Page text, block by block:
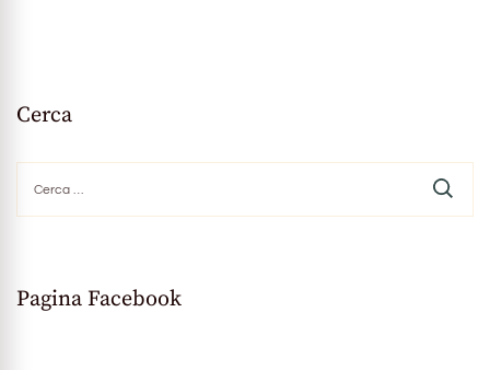
Cerca
per:
Pagina Facebook